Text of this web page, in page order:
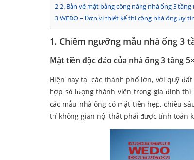
22. Bản vẽ mặt bằng công năng nhà ống 3
3WEDO – Đơn vị thiết kế thi công nhà ống uy
1. Chiêm ngưỡng mẫu nhà ống 3
Mặt tiền độc đáo của nhà ống 3 tầng
Hiện nay tại các thành phố lớn, với quỹ
hợp số lượng thành viên trong gia đình thì
các mẫu nhà ống có mặt tiền hẹp, chiều
trí không gian nội thất phải được tính toán